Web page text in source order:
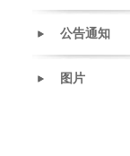
公告通知
图片